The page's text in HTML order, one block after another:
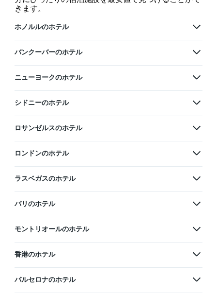
きます。
ホノルルのホテル
バンクーバーのホテル
ニューヨークのホテル
シドニーのホテル
ロサンゼルスのホテル
ロンドンのホテル
ラスベガスのホテル
パリのホテル
モントリオールのホテル
香港のホテル
バルセロナのホテル